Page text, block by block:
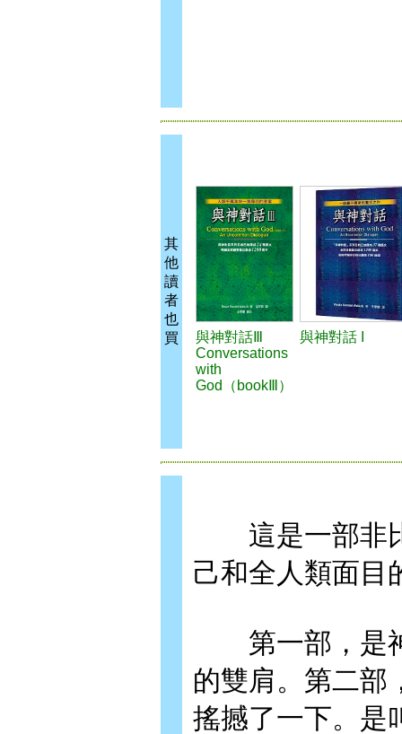
其
他
讀
者
也
買
與神對話Ⅲ
Conversations
with
God（bookⅢ）
與神對話 I
這是一部非比
己和全人類面目
第一部，是神
的雙肩。第二部
搖撼了一下。是